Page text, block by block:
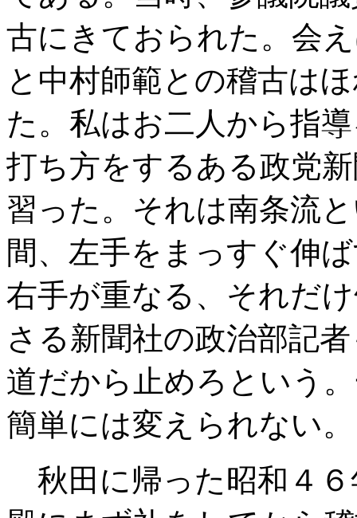
古にきておられた。会
と中村師範との稽古は
た。私はお二人から指
打ち方をするある政党
習った。それは南条流
間、左手をまっすぐ伸
右手が重なる、それだ
さる新聞社の政治部記
道だから止めろという
簡単には変えられない。
秋田に帰った昭和４６